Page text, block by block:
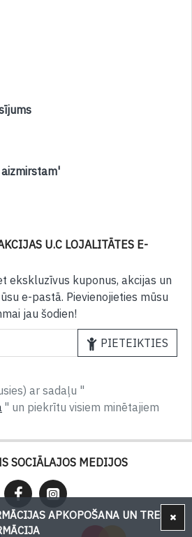
U.C LOJALITĀTES E-
ekskluzīvus kuponus, akcijas un
e-pastā. Pievienojieties mūsu
jau šodien!
PIETEIKTIES
ar sadaļu "
" un piekrītu visiem minētajiem
SOCIĀLAJOS MEDIJOS
APKOPOŠANA UN TREŠU